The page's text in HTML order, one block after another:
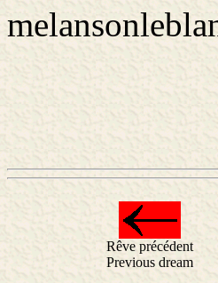
Rêve précédent
Previous dream